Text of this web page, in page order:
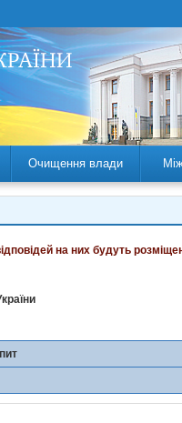
Очищення влади
на них будуть